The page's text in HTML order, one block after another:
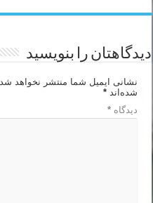
دیدگاهتان را بنویسید
نشانی ایمیل شما منتشر نخواهد شد.
شده‌اند*
دیدگاه*